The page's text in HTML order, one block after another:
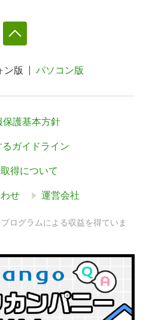
ン版 パソコン版
保護基本方針
ガイドライン
得について
せ 運営会社
ログラムによる収益を得ていま